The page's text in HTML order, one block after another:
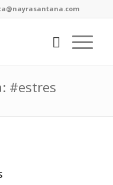
#estres